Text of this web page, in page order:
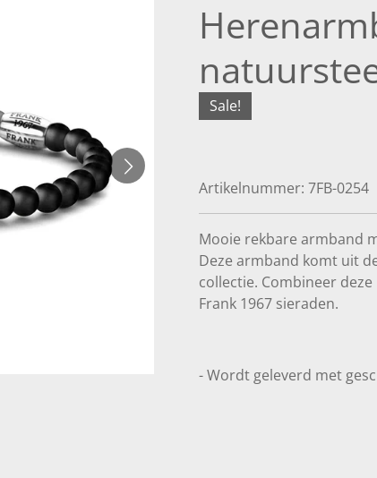
Sale!
Artikelnummer: 7FB-0254
Mooie rekbare armband
Deze armband komt uit
collectie. Combineer
Frank 1967 sieraden.
- Wordt geleverd met